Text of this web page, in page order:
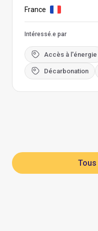
France
Intéressé.e par
Accès à l'énergie
Décarbonation